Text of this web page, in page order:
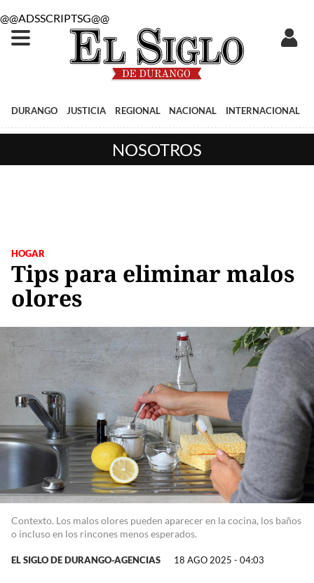
@@ADSSCRIPTSG@@
DURANGO JUSTICIA REGIONAL NACIONAL INTERNACIONAL
NOSOTROS
HOGAR
Tips para eliminar malos
olores
Contexto. Los malos olores pueden aparecer en la cocina, los baños
o incluso en los rincones menos esperados.
EL SIGLO DE DURANGO-AGENCIAS 18 AGO 2025 - 04:03